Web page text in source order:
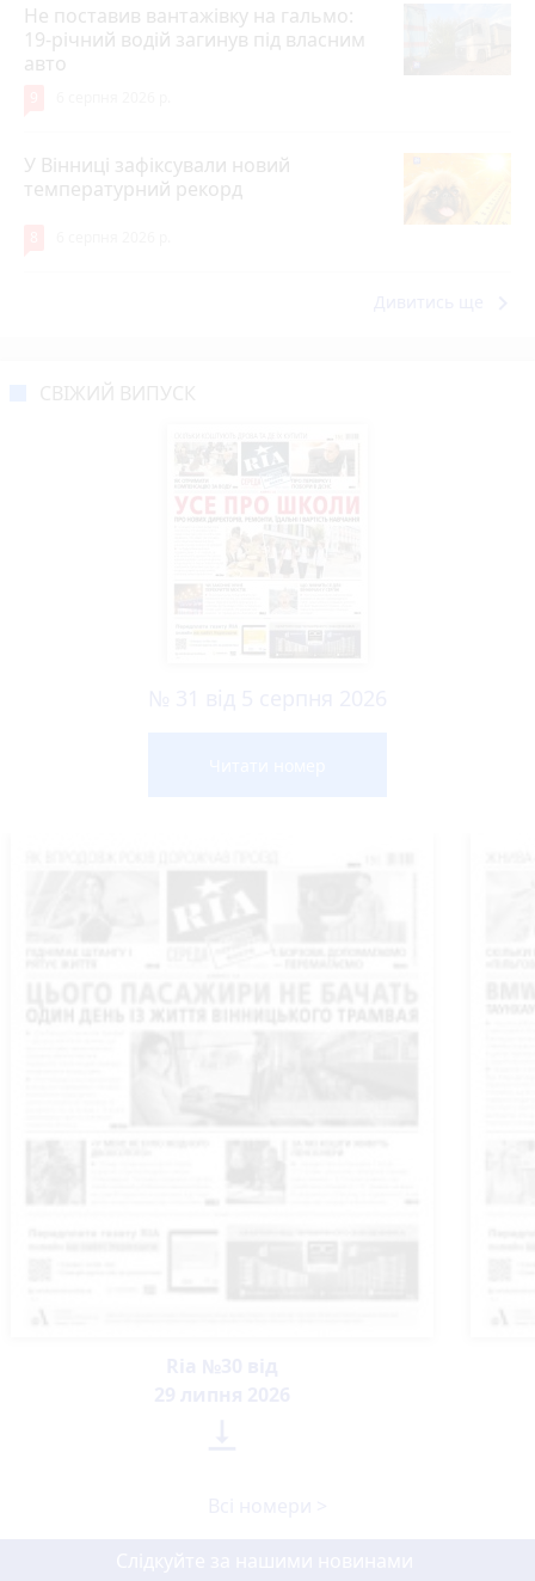
Не поставив вантажівку на гальмо:
19-річний водій загинув під власним
авто
У Вінниці зафіксували новий
температурний рекорд